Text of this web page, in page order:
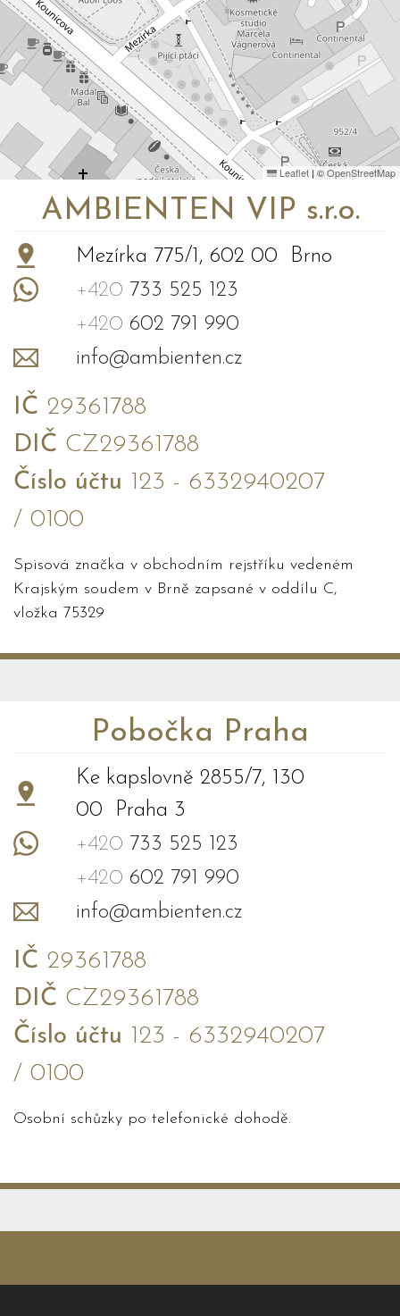
Leaflet | ©OpenStreetMap
AMBIENTEN VIP s.r.o.
Mezírka 775/1, 602 00 Brno
+420 733 525 123
+420 602 791 990
info@ambienten.cz
IČ 29361788
DIČ CZ29361788
Číslo účtu 123 - 6332940207
/ 0100
Spisová značka v obchodním rejstříku vedeném
Krajským soudem v Brně zapsané v oddílu C,
vložka 75329
Pobočka Praha
Ke kapslovně 2855/7, 130
00 Praha 3
+420 733 525 123
+420 602 791 990
info@ambienten.cz
IČ 29361788
DIČ CZ29361788
Číslo účtu 123 - 6332940207
/ 0100
Osobní schůzky po telefonické dohodě.